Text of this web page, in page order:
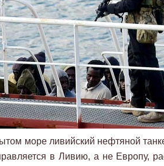
море ливийский нефтяной
в Ливию, а не Европу,